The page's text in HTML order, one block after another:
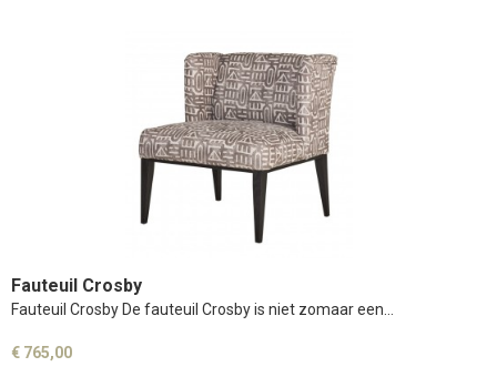
Fauteuil Crosby
Fauteuil Crosby De fauteuil Crosby is niet zomaar een…
€ 765,00